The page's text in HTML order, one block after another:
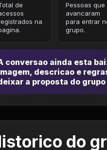
de
na
Pessoas que
avancaram
para entrar
grupo.
conversao ainda esta
descricao e
a proposta do
do